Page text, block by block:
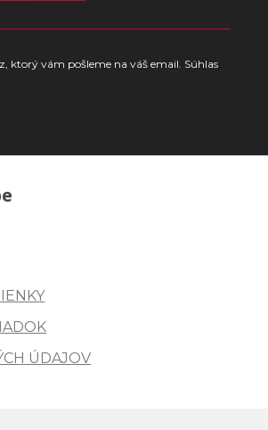
ktorý vám pošleme na váš email. Súhlas
ÚDAJOV